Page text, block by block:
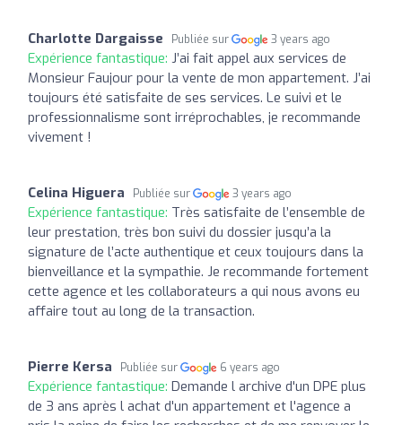
Charlotte Dargaisse Publiée sur 3 years ago
Expérience fantastique: J’ai fait appel aux services de
Monsieur Faujour pour la vente de mon appartement. J’ai
toujours été satisfaite de ses services. Le suivi et le
professionnalisme sont irréprochables, je recommande
vivement !
Celina Higuera Publiée sur 3 years ago
Expérience fantastique: Très satisfaite de l’ensemble de
leur prestation, très bon suivi du dossier jusqu’a la
signature de l’acte authentique et ceux toujours dans la
bienveillance et la sympathie. Je recommande fortement
cette agence et les collaborateurs a qui nous avons eu
affaire tout au long de la transaction.
Pierre Kersa Publiée sur 6 years ago
Expérience fantastique: Demande l archive d'un DPE plus
de 3 ans après l achat d'un appartement et l'agence a